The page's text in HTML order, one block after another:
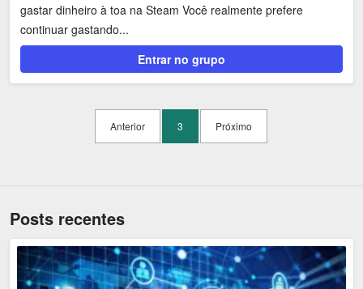
gastar dinheiro à toa na Steam Você realmente prefere
continuar gastando...
Entrar no grupo
Anterior 3 Próximo
Posts recentes